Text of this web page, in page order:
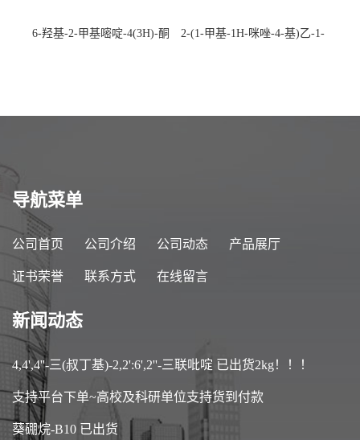
6-羟基-2-甲基嘧啶-4(3H)-酮
2-(1-甲基-1H-咪唑-4-基)乙-1-
导航菜单
公司首页 公司介绍 公司动态 产品展厅
证书荣誉 联系方式 在线留言
新闻动态
4,4',4''-三(叔丁基)-2,2':6',2''-三联吡啶 已出货2kg！！！
支持平台下单~高校及科研单位支持货到付款
葵硼烷-B10 已出货